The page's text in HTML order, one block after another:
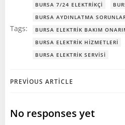
Tags:
BURSA 7/24 ELEKTRIKÇI
BURSA AYDINLATMA
BURSA ELEKTRIK BAKIM
BURSA ELEKTRIK HIZMETLERI
BURSA ELEKTRIK SERVISI
Post
navigation
PREVIOUS ARTICLE
No responses yet